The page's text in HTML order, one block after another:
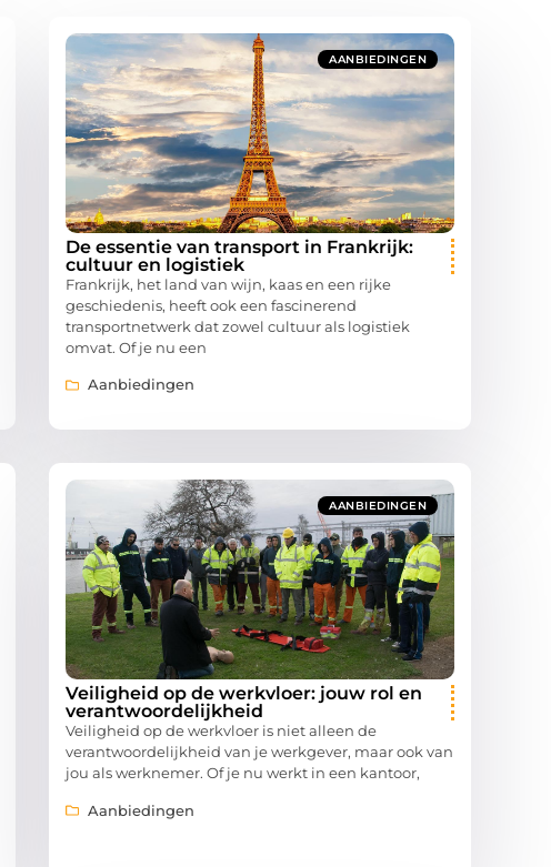
AANBIEDINGEN
De essentie van transport in Frankrijk:
cultuur en logistiek
Frankrijk, het land van wijn, kaas en een rijke
geschiedenis, heeft ook een fascinerend
transportnetwerk dat zowel cultuur als logistiek
omvat. Of je nu een
Aanbiedingen
AANBIEDINGEN
Veiligheid op de werkvloer: jouw rol en
verantwoordelijkheid
Veiligheid op de werkvloer is niet alleen de
verantwoordelijkheid van je werkgever, maar ook van
jou als werknemer. Of je nu werkt in een kantoor,
Aanbiedingen